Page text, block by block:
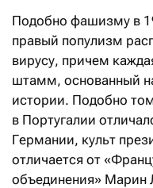
Подобно фашизму в
правый популизм
вирусу, причем
штамм, основанный
истории. Подобно
в Португалии
Германии, культ
отличается от
объединения» Марин